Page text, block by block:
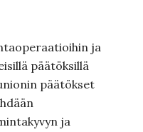
ja
päätöksillä
päätökset
ja